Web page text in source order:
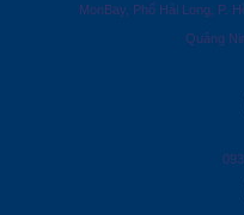
MonBay, Phố Hải Long, P.
Quảng